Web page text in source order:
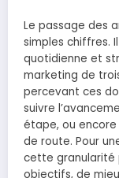
Le passage des
simples chiffres.
quotidienne et
marketing de
percevant ces
suivre
étape, ou
de route. Pour
cette granularité
objectifs, de